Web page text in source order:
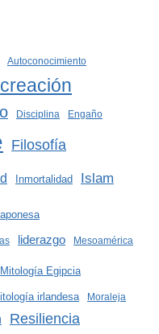
Autoconocimiento
creación
Disciplina Engaño
Filosofía
Inmortalidad Islam
liderazgo Mesoamérica
Mitología Egipcia
irlandesa Moraleja
Resiliencia